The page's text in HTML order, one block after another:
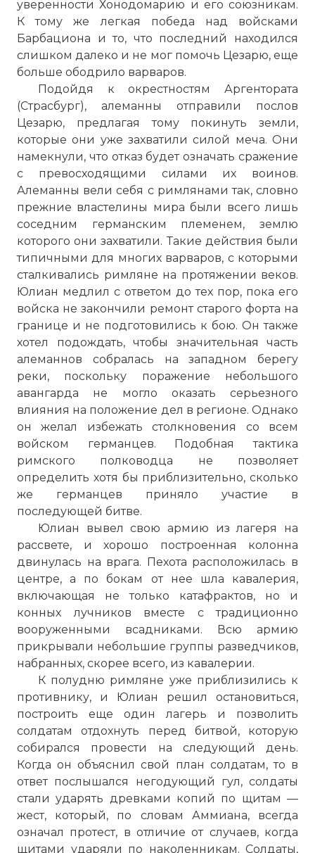
уверенности Хонодомарию и его союзникам.
К тому же легкая победа над войсками
Барбациона и то, что последний находился
слишком далеко и не мог помочь Цезарю, еще
больше ободрило варваров.
Подойдя к окрестностям Аргентората
(Страсбург), алеманны отправили послов
Цезарю, предлагая тому покинуть земли,
которые они уже захватили силой меча. Они
намекнули, что отказ будет означать сражение
с превосходящими силами их воинов.
Алеманны вели себя с римлянами так, словно
прежние властелины мира были всего лишь
соседним германским племенем, землю
которого они захватили. Такие действия были
типичными для многих варваров, с которыми
сталкивались римляне на протяжении веков.
Юлиан медлил с ответом до тех пор, пока его
войска не закончили ремонт старого форта на
границе и не подготовились к бою. Он также
хотел подождать, чтобы значительная часть
алеманнов собралась на западном берегу
реки, поскольку поражение небольшого
авангарда не могло оказать серьезного
влияния на положение дел в регионе. Однако
он желал избежать столкновения со всем
войском германцев. Подобная тактика
римского полководца не позволяет
определить хотя бы приблизительно, сколько
же германцев приняло участие в
последующей битве.
Юлиан вывел свою армию из лагеря на
рассвете, и хорошо построенная колонна
двинулась на врага. Пехота расположилась в
центре, а по бокам от нее шла кавалерия,
включающая не только катафрактов, но и
конных лучников вместе с традиционно
вооруженными всадниками. Всю армию
прикрывали небольшие группы разведчиков,
набранных, скорее всего, из кавалерии.
К полудню римляне уже приблизились к
противнику, и Юлиан решил остановиться,
построить еще один лагерь и позволить
солдатам отдохнуть перед битвой, которую
собирался провести на следующий день.
Когда он объяснил свой план солдатам, то в
ответ послышался негодующий гул, солдаты
стали ударять древками копий по щитам —
жест, который, по словам Аммиана, всегда
означал протест, в отличие от случаев, когда
щитами ударяли по наколенникам. Солдаты,